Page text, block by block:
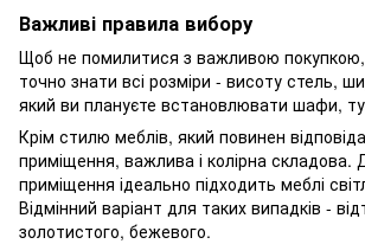
Важливі правила вибору
Щоб не помилитися з важливою
точно знати всі розміри - висоту стель,
який ви плануєте встановлювати шафи,
Крім стилю меблів, який повинен
приміщення, важлива і колірна складова.
приміщення ідеально підходить меблі
Відмінний варіант для таких випадків -
золотистого, бежевого.